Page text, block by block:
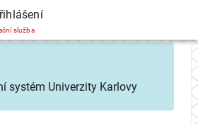
služba
systém Univerzity Karlovy